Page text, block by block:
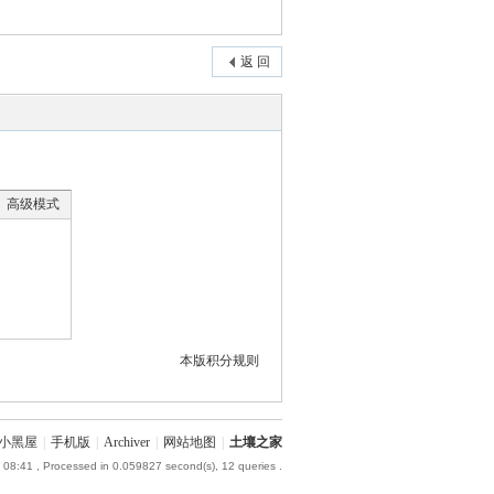
返 回
高级模式
本版积分规则
黑屋 手机版 Archiver 网站地图 土壤之家
08:41 , Processed in 0.059827 second(s), 12 queries .